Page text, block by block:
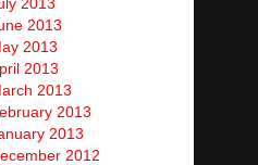
2013
2013
2013
2013
2013
2013
2012